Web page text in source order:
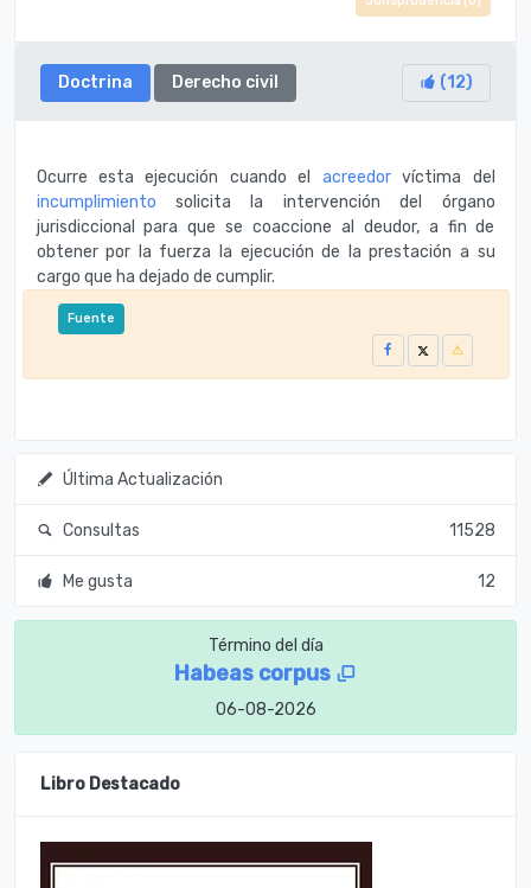
Doctrina Derecho civil (12)
Ocurre esta ejecución cuando el acreedorvíctima del
incumplimiento solicita la intervención del órgano
jurisdiccional para que se coaccione al deudor, a fin de
obtener por la fuerza la ejecución de la prestación a su
cargo que ha dejado de cumplir.
Fuente
Última Actualización
Consultas 11528
Me gusta 12
Término del día
Habeas corpus
06-08-2026
Libro Destacado